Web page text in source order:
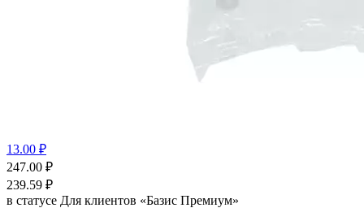
13.00 ₽
247.00 ₽
239.59 ₽
в статусе Для клиентов «Базис Премиум»